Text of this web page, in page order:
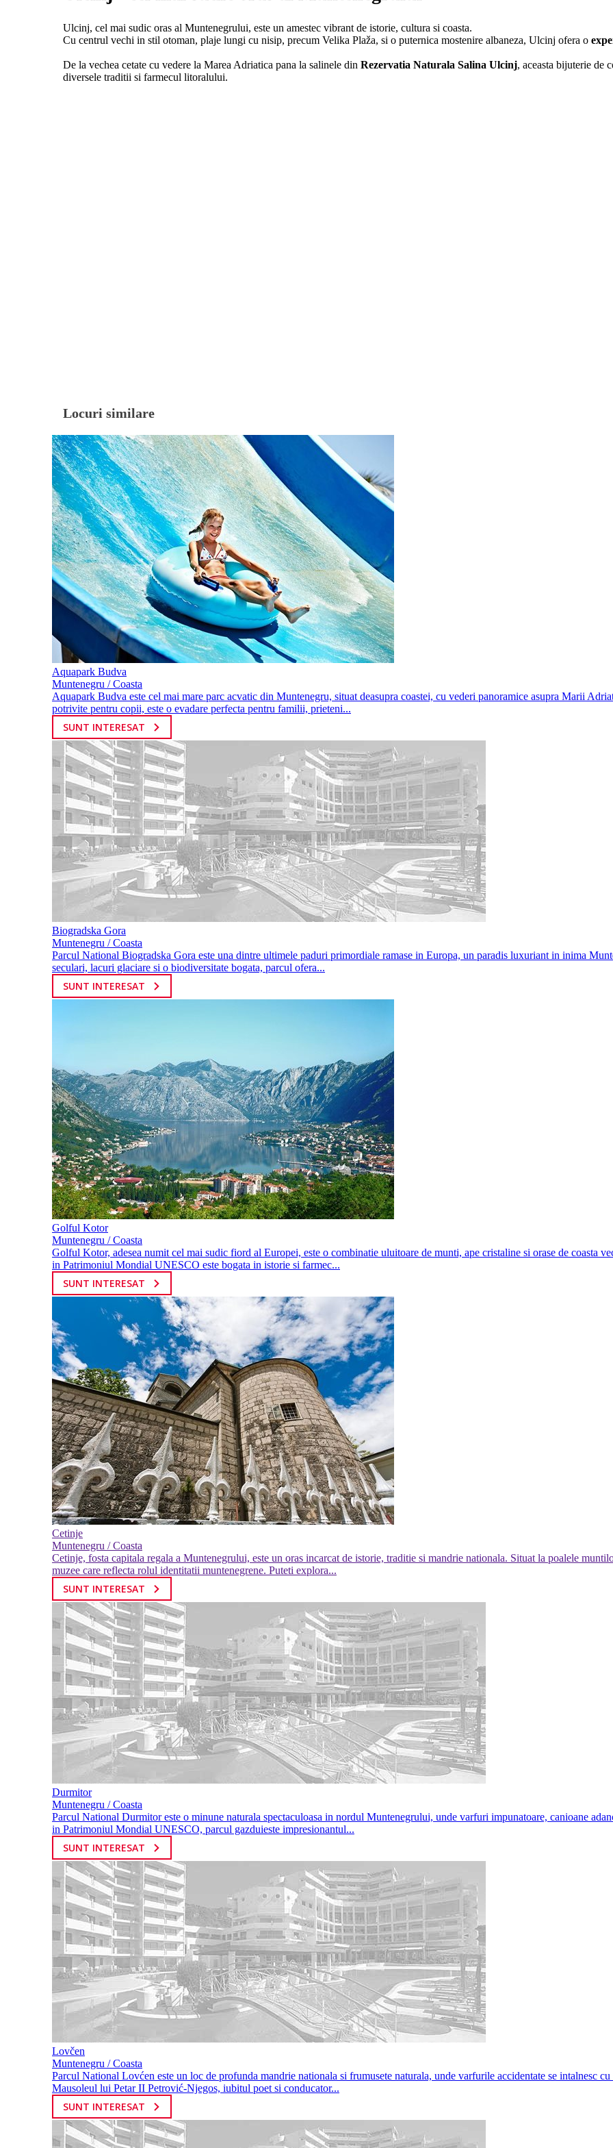
Ulcinj, cel mai sudic oras al Muntenegrului, este un amestec vibrant de istorie, cultura si coasta.
Cu centrul vechi in stil otoman, plaje lungi cu nisip, precum Velika Plaža, si o puternica mostenire albaneza, Ulcinj ofera o
De la vechea cetate cu vedere la Marea Adriatica pana la salinele din Rezervatia Naturala Salina Ulcinj, aceasta bijuterie de
diversele traditii si farmecul litoralului.
Locuri similare
Aquapark Budva
Muntenegru / Coasta
Aquapark Budva este cel mai mare parc acvatic din Muntenegru, situat deasupra coastei, cu vederi panoramice asupra Marii
potrivite pentru copii, este o evadare perfecta pentru familii, prieteni...
SUNT INTERESAT
Biogradska Gora
Muntenegru / Coasta
Parcul National Biogradska Gora este una dintre ultimele paduri primordiale ramase in Europa, un paradis luxuriant in inima
seculari, lacuri glaciare si o biodiversitate bogata, parcul ofera...
SUNT INTERESAT
Golful Kotor
Muntenegru / Coasta
Golful Kotor, adesea numit cel mai sudic fiord al Europei, este o combinatie uluitoare de munti, ape cristaline si orase de coasta
in Patrimoniul Mondial UNESCO este bogata in istorie si farmec...
SUNT INTERESAT
Cetinje
Muntenegru / Coasta
Cetinje, fosta capitala regala a Muntenegrului, este un oras incarcat de istorie, traditie si mandrie nationala. Situat la poalele
muzee care reflecta rolul identitatii muntenegrene. Puteti explora...
SUNT INTERESAT
Durmitor
Muntenegru / Coasta
Parcul National Durmitor este o minune naturala spectaculoasa in nordul Muntenegrului, unde varfuri impunatoare, canioane
in Patrimoniul Mondial UNESCO, parcul gazduieste impresionantul...
SUNT INTERESAT
Lovčen
Muntenegru / Coasta
Parcul National Lovćen este un loc de profunda mandrie nationala si frumusete naturala, unde varfurile accidentate se intalnesc
Mausoleul lui Petar II Petrović-Njegos, iubitul poet si conducator...
SUNT INTERESAT